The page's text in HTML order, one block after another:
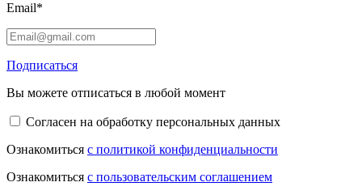
Email*
Подписаться
Вы можете отписаться в любой момент
Согласен на обработку персональных данных
Ознакомиться с политикой конфиденциальности
Ознакомиться с пользовательским соглашением